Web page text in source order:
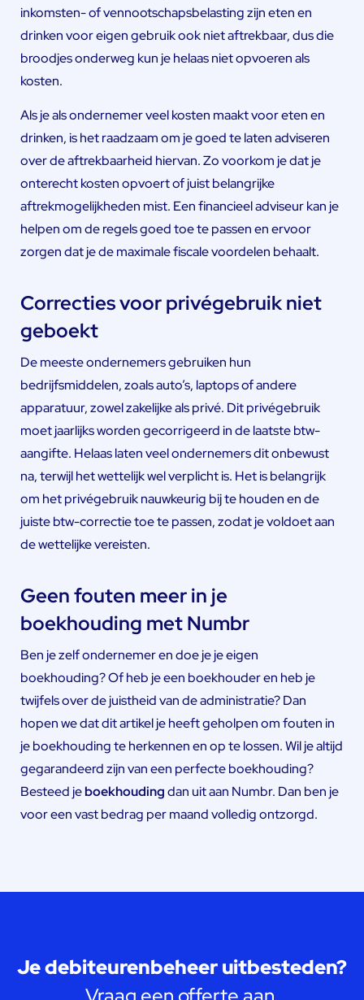
inkomsten- of vennootschapsbelasting zijn eten en
drinken voor eigen gebruik ook niet aftrekbaar, dus die
broodjes onderweg kun je helaas niet opvoeren als
kosten.
Als je als ondernemer veel kosten maakt voor eten en
drinken, is het raadzaam om je goed te laten adviseren
over de aftrekbaarheid hiervan. Zo voorkom je dat je
onterecht kosten opvoert of juist belangrijke
aftrekmogelijkheden mist. Een financieel adviseur kan je
helpen om de regels goed toe te passen en ervoor
zorgen dat je de maximale fiscale voordelen behaalt.
Correcties voor privégebruik niet
geboekt
De meeste ondernemers gebruiken hun
bedrijfsmiddelen, zoals auto’s, laptops of andere
apparatuur, zowel zakelijke als privé. Dit privégebruik
moet jaarlijks worden gecorrigeerd in de laatste btw-
aangifte. Helaas laten veel ondernemers dit onbewust
na, terwijl het wettelijk wel verplicht is. Het is belangrijk
om het privégebruik nauwkeurig bij te houden en de
juiste btw-correctie toe te passen, zodat je voldoet aan
de wettelijke vereisten.
Geen fouten meer in je
boekhouding met Numbr
Ben je zelf ondernemer en doe je je eigen
boekhouding? Of heb je een boekhouder en heb je
twijfels over de juistheid van de administratie? Dan
hopen we dat dit artikel je heeft geholpen om fouten in
je boekhouding te herkennen en op te lossen. Wil je altijd
gegarandeerd zijn van een perfecte boekhouding?
Besteed jeboekhoudingdan uit aan Numbr. Dan ben je
voor een vast bedrag per maand volledig ontzorgd.
Je debiteurenbeheer uitbesteden?